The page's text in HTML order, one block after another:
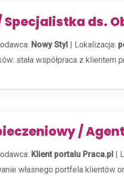
ds.
Nowy Styl | Lokalizacja:
stała współpraca z
/
Klient portalu Praca.pl |
własnego portfela klientów